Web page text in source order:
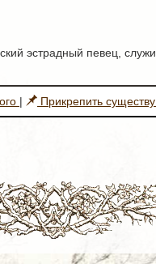
эстрадный певец,
| Прикрепить